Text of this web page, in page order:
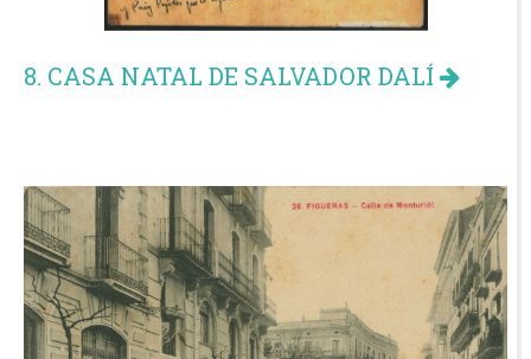
8. CASA NATAL DE SALVADOR DALÍ